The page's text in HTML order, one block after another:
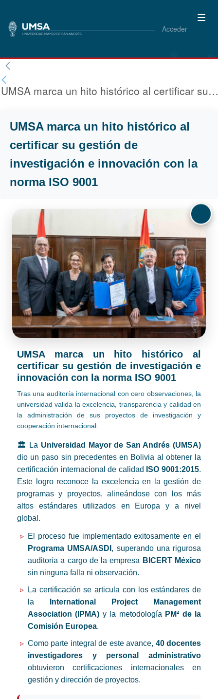
Acceder
UMSA marca un hito histórico al certificar su gestión de investigación e
UMSA marca un hito histórico al
certificar su gestión de
investigación e innovación con la
norma ISO 9001
UMSA marca un hito histórico al
certificar su gestión de investigación e
innovación con la norma ISO 9001
Tras una auditoría internacional con cero observaciones, la
universidad valida la excelencia, transparencia y calidad en
la administración de sus proyectos de investigación y
cooperación internacional.
🏛️ La Universidad Mayor de San Andrés (UMSA)
dio un paso sin precedentes en Bolivia al obtener la
certificación internacional de calidad ISO 9001:2015.
Este logro reconoce la excelencia en la gestión de
programas y proyectos, alineándose con los más
altos estándares utilizados en Europa y a nivel
global.
El proceso fue implementado exitosamente en el
Programa UMSA/ASDI , superando una rigurosa
auditoría a cargo de la empresa BICERT México
sin ninguna falla ni observación.
La certificación se articula con los estándares de
la
International Project Management
Association (IPMA) y la metodología PM² de la
Comisión Europea.
Como parte integral de este avance, 40 docentes
investigadores y personal administrativo
obtuvieron certificaciones internacionales en
gestión y dirección de proyectos.